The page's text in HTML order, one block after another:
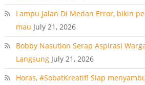
Lampu Jalan Di Medan Error, bikin
mau July 21, 2026
Bobby Nasution Serap Aspirasi
Langsung July 21, 2026
Horas, #SobatKreatif! Siap